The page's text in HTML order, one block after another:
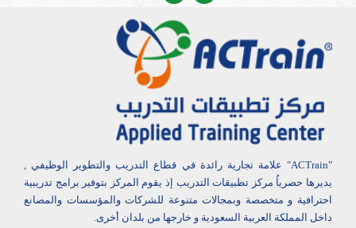
"ACTrain" علامة تجارية رائدة في قطاع التدريب والتطوير الوظيفي ,
يديرها حصرياُ مركز تطبيقات التدريب إذ يقوم المركز بتوفير برامج تدريبية
احترافية و متخصصة وبمجالات متنوعة للشركات والمؤسسات والمصانع
داخل المملكة العربية السعودية و خارجها من بلدان أخرى.